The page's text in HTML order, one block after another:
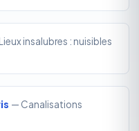
insalubres : nuisibles
— Canalisations